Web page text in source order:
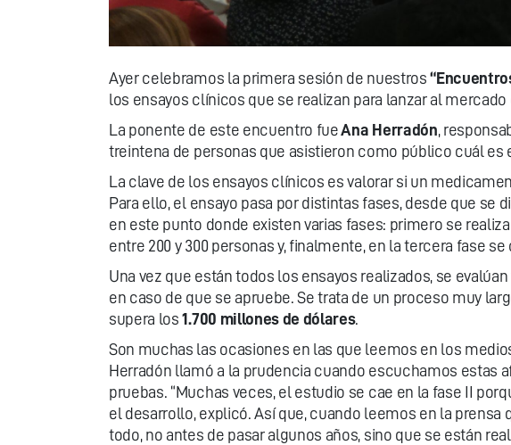
Ayer celebramos la primera sesión de nuestros
los ensayos clínicos que se realizan para lanzar al
La ponente de este encuentro fueAna Herradón,
treintena de personas que asistieron como público cuál
La clave de los ensayos clínicos es valorar si un
Para ello, el ensayo pasa por distintas fases, desde que se
en este punto donde existen varias fases: primero se
entre 200 y 300 personas y, finalmente, en la tercera fase
Una vez que están todos los ensayos realizados, se
en caso de que se apruebe. Se trata de un proceso muy
supera los1.700 millones de dólares.
Son muchas las ocasiones en las que leemos en los
Herradón llamó a la prudencia cuando escuchamos estas
pruebas. “Muchas veces, el estudio se cae en la fase II
el desarrollo, explicó. Así que, cuando leemos en la
todo, no antes de pasar algunos años, sino que se están